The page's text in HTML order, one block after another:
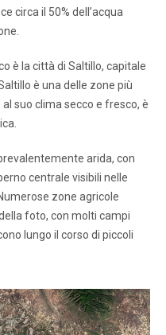
circa il 50% dell’acqua
è la città di Saltillo, capitale
è una delle zone più
suo clima secco e fresco, è
arida, con
centrale visibili nelle
zone agricole
foto, con molti campi
lungo il corso di piccoli